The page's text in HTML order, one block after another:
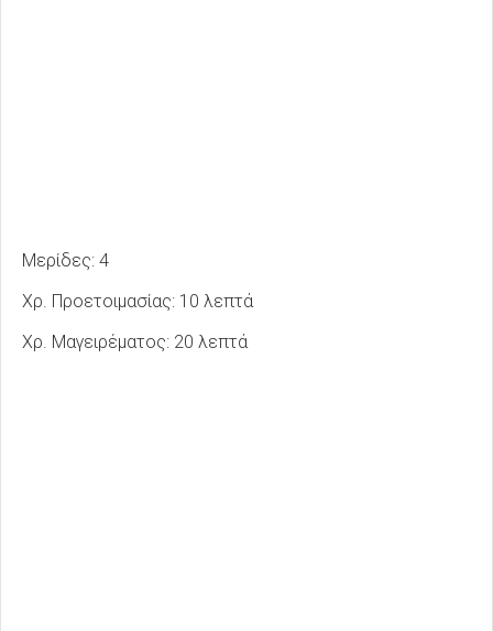
Μερίδες: 4
Χρ. Προετοιμασίας: 10 λεπτά
Χρ. Μαγειρέματος: 20 λεπτά